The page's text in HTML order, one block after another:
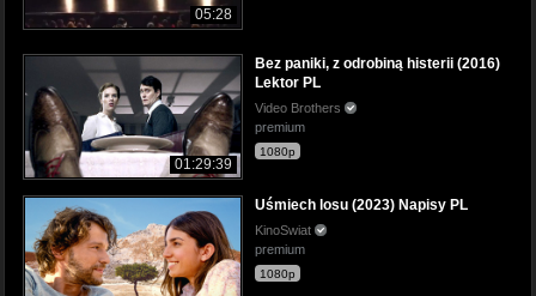
05:28
01:29:39
Bez paniki, z odrobiną histerii (2016)
Lektor PL
Video Brothers
premium
1080p
Uśmiech losu (2023) Napisy PL
KinoSwiat
premium
1080p